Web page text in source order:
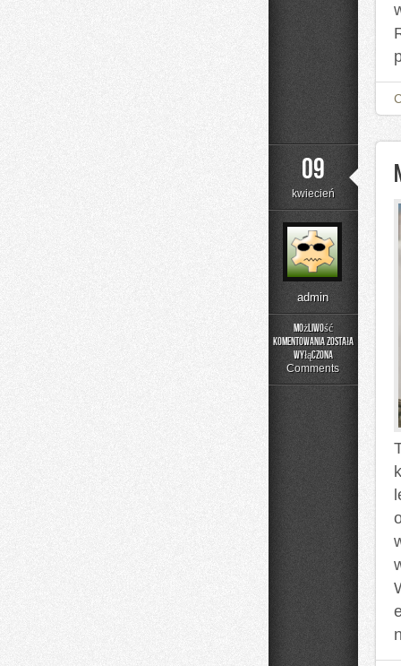
09
kwiecień
admin
Możliwość
komentowania
Nowoczesne
Technologie
w
została
wyłączona
Comments